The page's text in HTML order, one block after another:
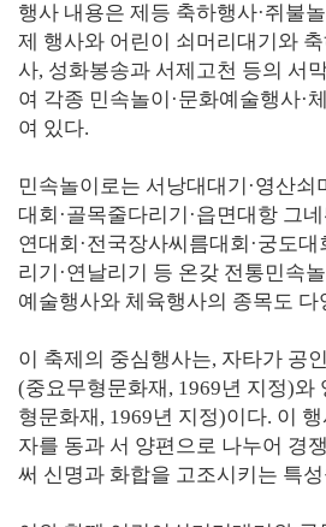
행사 내용은 제등 축하행사·쥐불
제 행사와 어린이 쇠머리대기와
사, 성화봉송과 서제고천 등의 서
여 각종 민속놀이·문화예술행사·
여 있다.
민속놀이로는 서낭대대기·영산쇠
대회·골목줄다리기·읍면대항 그
연대회·전국장사씨름대회·궁도대
리기·연날리기 등 온갖 전통민속
예술행사와 체육행사의 종목도 다
이 축제의 중심행사는, 자타가 공
(중요무형문화재, 1969년 지정)와
형문화재, 1969년 지정)이다. 이
자를 동과 서 양편으로 나누어 경
써 신명과 화합을 고조시키는 특